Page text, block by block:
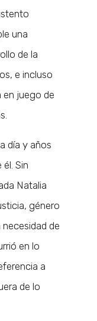
una
de la
e incluso
en juego de
día y años
Sin
Natalia
género
de
en lo
a
de lo